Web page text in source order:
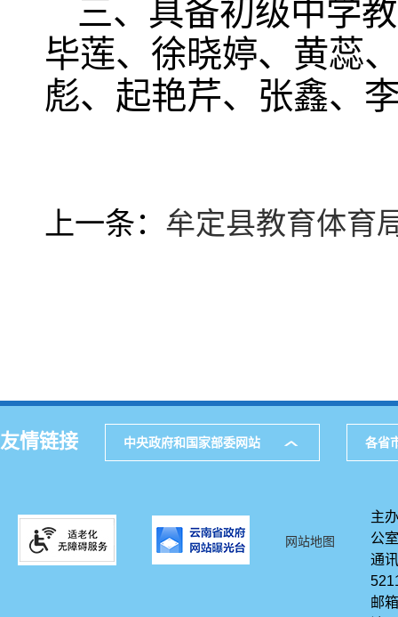
三、具备初级中学
毕莲、徐晓婷、黄蕊
彪、起艳芹、张鑫、
上一条： 牟定县教育体育
友情链接 中央政府和国家部委网站 各省
网站地图
主
公室
通
邮